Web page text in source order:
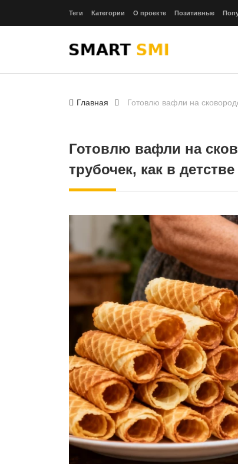
Теги Категории О проекте Позитивные
Главная Готовлю вафли на
Готовлю вафли на
трубочек, как в детстве